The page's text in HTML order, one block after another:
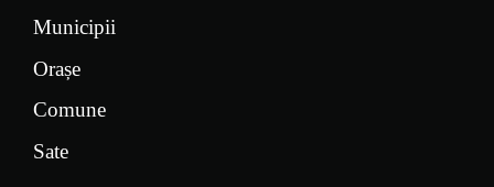
Municipii
Orașe
Comune
Sate